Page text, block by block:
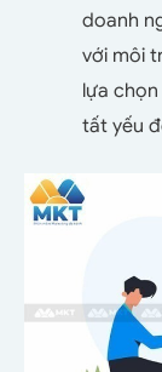
doanh
với môi
lựa
tất yếu